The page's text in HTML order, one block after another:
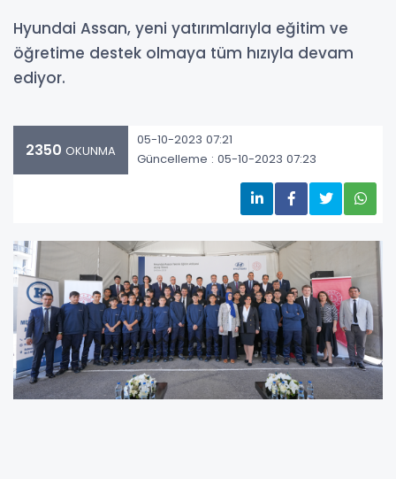
Hyundai Assan, yeni yatırımlarıyla eğitim ve
öğretime destek olmaya tüm hızıyla devam
ediyor.
2350 OKUNMA
05-10-2023 07:21
Güncelleme : 05-10-2023 07:23